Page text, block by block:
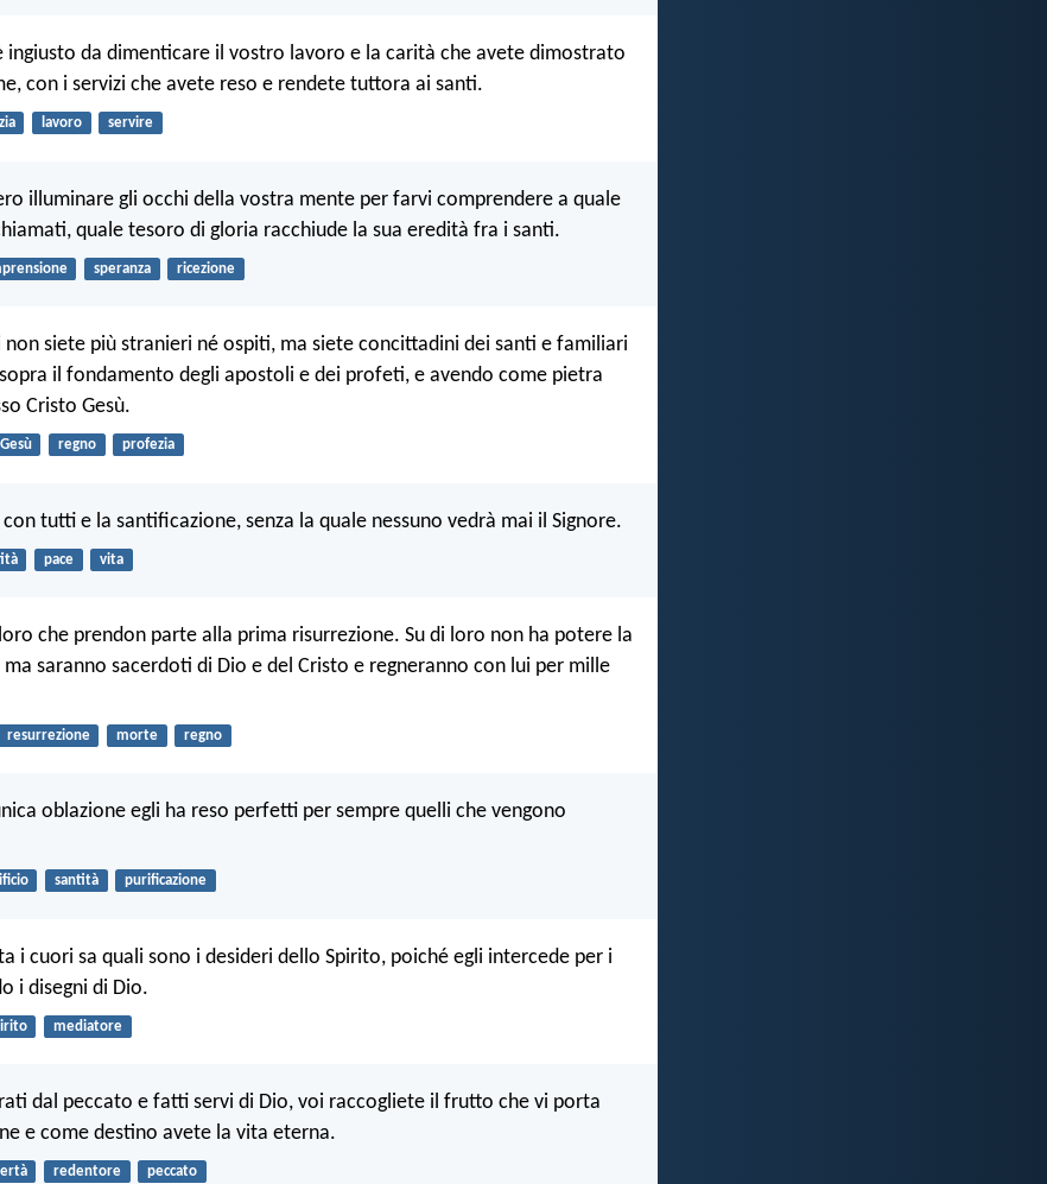
ingiusto da dimenticare il vostro lavoro e la carità che avete dimostrato
con i servizi che avete reso e rendete tuttora ai santi.
lavoro servire
illuminare gli occhi della vostra mente per farvi comprendere a quale
quale tesoro di gloria racchiude la sua eredità fra i santi.
speranza ricezione
non siete più stranieri né ospiti, ma siete concittadini dei santi e familiari
il fondamento degli apostoli e dei profeti, e avendo come pietra
Cristo Gesù.
Gesù regno profezia
tutti e la santificazione, senza la quale nessuno vedrà mai il Signore.
pace vita
che prendon parte alla prima risurrezione. Su di loro non ha potere la
saranno sacerdoti di Dio e del Cristo e regneranno con lui per mille
resurrezione morte regno
oblazione egli ha reso perfetti per sempre quelli che vengono
santità purificazione
i cuori sa quali sono i desideri dello Spirito, poiché egli intercede per i
i disegni di Dio.
mediatore
dal peccato e fatti servi di Dio, voi raccogliete il frutto che vi porta
e come destino avete la vita eterna.
redentore peccato